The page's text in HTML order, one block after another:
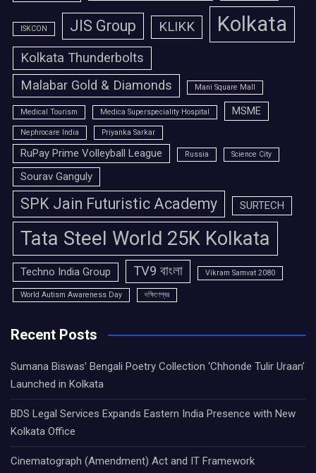
ISKCON JIS Group KLIKK Kolkata
Kolkata Thunderbolts
Malabar Gold & Diamonds
Mani Square Mall
Medical Tourism Medica Superspeciality Hospital MSME
Nephrocare India Priyanka Sarkar
RuPay Prime Volleyball League Russia Science City
Sourav Ganguly
SPK Jain Futuristic Academy SURTECH
Tata Steel World 25K Kolkata
Techno India Group TV9 বাংলা Vikram Samvat 2080
World Autism Awareness Day দক্ষিণেশ্বর
Recent Posts
Sumana Biswas’ Bengali Poetry Collection ‘Chhonde Tulir Uraan’
Launched in Kolkata
BDS Legal Services Expands Eastern India Presence with New
Kolkata Office
Cinematograph (Amendment) Act and IT Framework